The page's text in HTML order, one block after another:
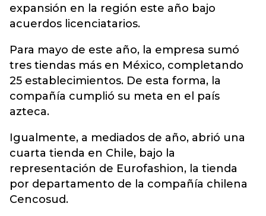
expansión en la región este año bajo
acuerdos licenciatarios.
Para mayo de este año, la empresa sumó
tres tiendas más en México, completando
25 establecimientos. De esta forma, la
compañía cumplió su meta en el país
azteca.
Igualmente, a mediados de año, abrió una
cuarta tienda en Chile, bajo la
representación de Eurofashion, la tienda
por departamento de la compañía chilena
Cencosud.